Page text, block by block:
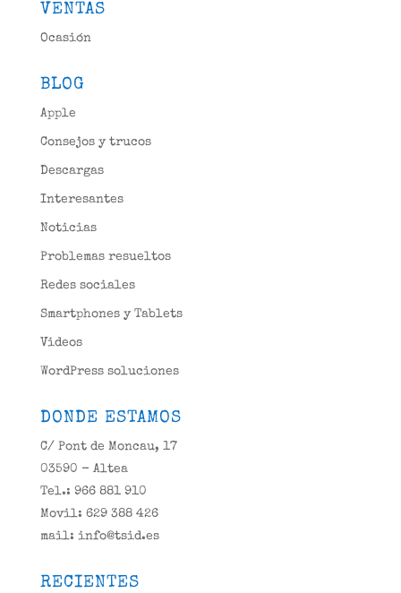
VENTAS
Ocasión
BLOG
Apple
Consejos y trucos
Descargas
Interesantes
Noticias
Problemas resueltos
Redes sociales
Smartphones y Tablets
Videos
WordPress soluciones
DONDE ESTAMOS
C/ Pont de Moncau, 17
03590 - Altea
Tel.: 966 881 910
Movil: 629 388 426
mail: info@tsid.es
RECIENTES